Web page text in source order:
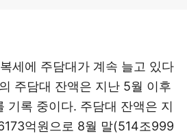
세에 주담대가 계속 늘고 있다
주담대 잔액은 지난 5월 이후
기록 중이다. 주담대 잔액은 지
억원으로 8월 말(514조999